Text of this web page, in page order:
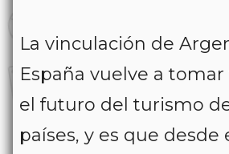
La vinculación de
España vuelve a
el futuro del turismo
países, y es que desde